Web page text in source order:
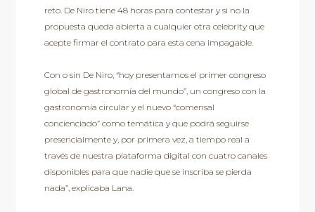
reto. De Niro tiene 48 horas para contestar y si no la
propuesta queda abierta a cualquier otra celebrity que
acepte firmar el contrato para esta cena impagable.
Con o sin De Niro, “hoy presentamos el primer congreso
global de gastronomía del mundo”, un congreso con la
gastronomía circular y el nuevo “comensal
concienciado” como temática y que podrá seguirse
presencialmente y, por primera vez, a tiempo real a
través de nuestra plataforma digital con cuatro canales
disponibles para que nadie que se inscriba se pierda
nada”, explicaba Lana.